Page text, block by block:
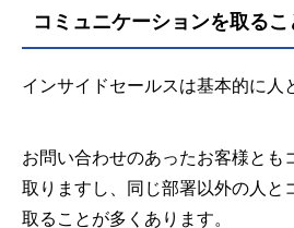
コミュニケーションを取る
インサイドセールスは基本的に人
お問い合わせのあったお客様とも
取りますし、同じ部署以外の人と
取ることが多くあります。